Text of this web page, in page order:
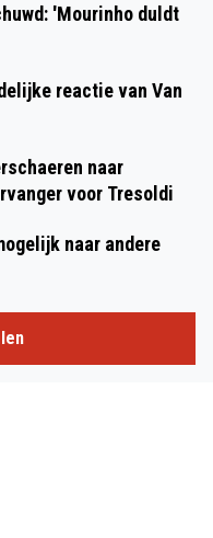
'Mourinho duldt
reactie van Van
naar
voor Tresoldi
naar andere